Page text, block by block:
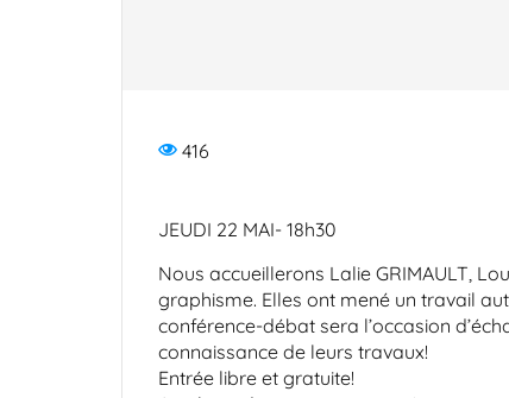
416
JEUDI 22 MAI- 18h30
Nous accueillerons Lalie GRIMAULT,
graphisme. Elles ont mené un travail
conférence-débat sera l’occasion
connaissance de leurs travaux!
Entrée libre et gratuite!